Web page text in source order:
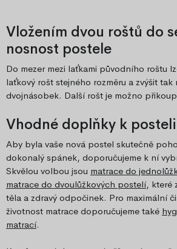
Vložením dvou roštů do
nosnost postele
Do mezer mezi laťkami původního roštu
laťkový rošt stejného rozměru a zvýšit
dvojnásobek. Další rošt je možno
Vhodné doplňky k posteli
Aby byla vaše nová postel skutečně
dokonalý spánek, doporučujeme k ní
Skvělou volbou jsou matrace do
matrace do dvoulůžkových postelí, které
těla a zdravý odpočinek. Pro maximální
životnost matrace doporučujeme také
matrací.